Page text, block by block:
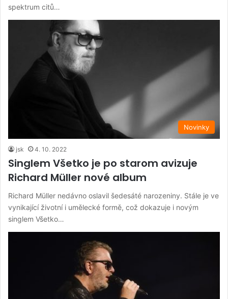
spektrum citů…
Novinky
jsk 4. 10. 2022
Singlem Všetko je po starom avizuje
Richard Müller nové album
Richard Müller nedávno oslavil šedesáté narozeniny. Stále je ve
vynikající životní i umělecké formě, což dokazuje i novým
singlem Všetko…